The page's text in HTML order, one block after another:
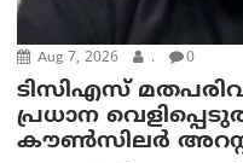
Aug 7, 2026 . 0
ടിസിഎസ്
പ്രധാന
കൗൺസിലർ